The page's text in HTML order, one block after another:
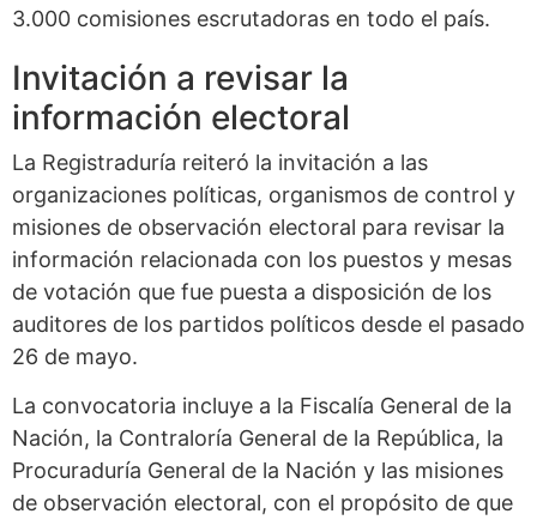
3.000 comisiones escrutadoras en todo el país.
Invitación a revisar la
información electoral
La Registraduría reiteró la invitación a las
organizaciones políticas, organismos de control y
misiones de observación electoral para revisar la
información relacionada con los puestos y mesas
de votación que fue puesta a disposición de los
auditores de los partidos políticos desde el pasado
26 de mayo.
La convocatoria incluye a la Fiscalía General de la
Nación, la Contraloría General de la República, la
Procuraduría General de la Nación y las misiones
de observación electoral, con el propósito de que